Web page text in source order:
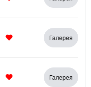
Галерея
Галерея